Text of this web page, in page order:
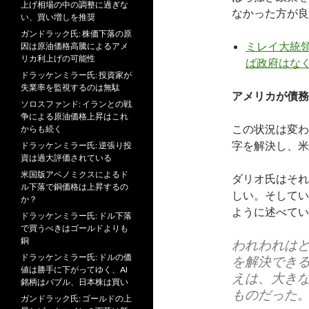
なかった方が
ミレイ大統
ば政府はな
アメリカが債
この状況は変
字を解決し、
ダリオ氏はそ
しい。そして
ように述べて
われわれは
を解決でき
えは、大き
ものだった
上げ相場の中の調整に過ぎな
い、買い増しを推奨
ガンドラック氏: 株価下落の原
因は原油価格高騰によるアメ
リカ利上げの可能性
ドラッケンミラー氏: 投資家が
失業率を監視するのは無駄
ソロスファンド: イランとの戦
争による原油価格上昇はこれ
からも続く
ドラッケンミラー氏: 逆張り投
資は過大評価されている
米国版アベノミクスによるド
ル下落で銅価格は上昇するの
か？
ドラッケンミラー氏: ドル下落
で買うべきはゴールドよりも
銅
ドラッケンミラー氏: ドルの価
値は勝手に下がってゆく、AI
銘柄はバブル、日本株は買い
ガンドラック氏: ゴールドの上